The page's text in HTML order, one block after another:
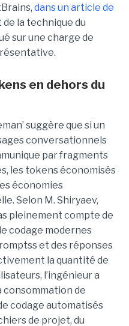
dans un article de
de la technique du
sur une charge de
en dehors du
suggère que si un
conversationnels
par fragments
les tokens économisés
économies
Selon M. Shiryaev,
pleinement compte de
codage modernes
et des réponses
la quantité de
l’ingénieur a
consommation de
codage automatisés
de projet, du